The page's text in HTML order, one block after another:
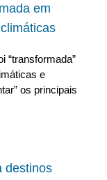
em
“transformada”
e
os principais
destinos